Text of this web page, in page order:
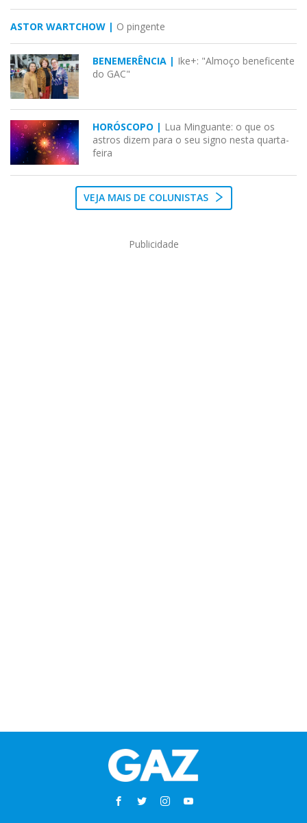
ASTOR WARTCHOW | O pingente
BENEMERÊNCIA | Ike+: "Almoço beneficente
do GAC"
HORÓSCOPO | Lua Minguante: o que os
astros dizem para o seu signo nesta quarta-
feira
VEJA MAIS DE COLUNISTAS
Publicidade